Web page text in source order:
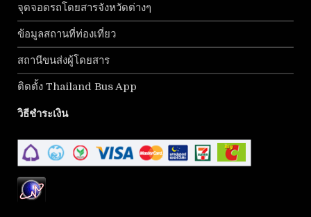
จุดจอดรถโดยสารจังหวัดต่างๆ
ข้อมูลสถานที่ท่องเที่ยว
สถานีขนส่งผู้โดยสาร
ติดตั้ง Thailand Bus App
วิธีชำระเงิน